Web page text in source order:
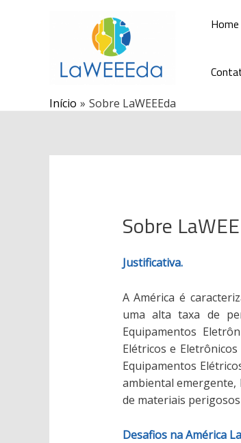
Home
Início Sobre LaWEEEda
Sobre
Justificativa.
A América é
uma alta taxa de
Equipamentos
Elétricos e
Equipamentos
ambiental emergente,
de materiais
Desafios na América